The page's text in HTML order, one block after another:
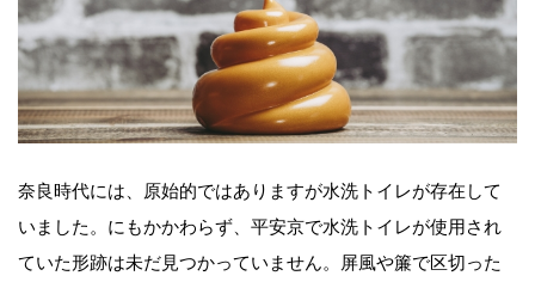
奈良時代には、原始的ではありますが水洗トイレが存在して
いました。にもかかわらず、平安京で水洗トイレが使用され
ていた形跡は未だ見つかっていません。屏風や簾で区切った